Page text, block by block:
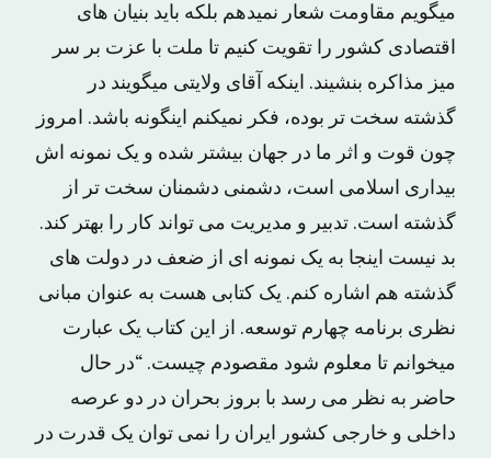
میگویم مقاومت شعار نمیدهم بلکه باید بنیان های
اقتصادی کشور را تقویت کنیم تا ملت با عزت بر سر
میز مذاکره بنشیند. اینکه آقای ولایتی میگویند در
گذشته سخت تر بوده، فکر نمیکنم اینگونه باشد. امروز
چون قوت و اثر ما در جهان بیشتر شده و یک نمونه اش
بیداری اسلامی است، دشمنی دشمنان سخت تر از
گذشته است. تدبیر و مدیریت می تواند کار را بهتر کند.
بد نیست اینجا به یک نمونه ای از ضعف در دولت های
گذشته هم اشاره کنم. یک کتابی هست به عنوان مبانی
نظری برنامه چهارم توسعه. از این کتاب یک عبارت
میخوانم تا معلوم شود مقصودم چیست. “در حال
حاضر به نظر می رسد با بروز بحران در دو عرصه
داخلی و خارجی کشور ایران را نمی توان یک قدرت در